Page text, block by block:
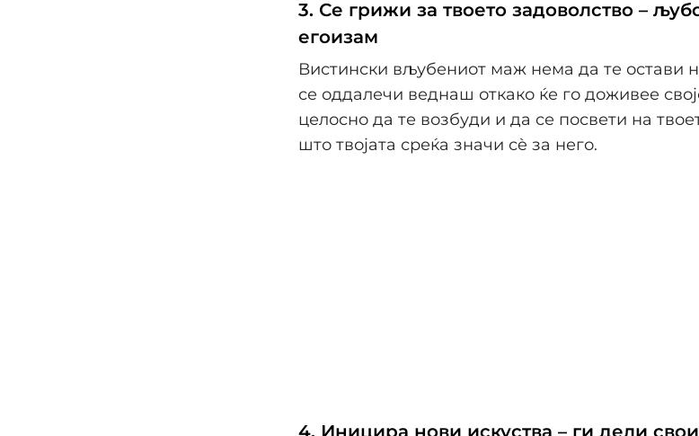
3. Се грижи за твоето задоволство –
егоизам
Вистински вљубениот маж нема да те остави
се оддалечи веднаш откако ќе го доживее
целосно да те возбуди и да се посвети на
што твојата среќа значи сè за него.
4. Иницира нови искуства – ги дели